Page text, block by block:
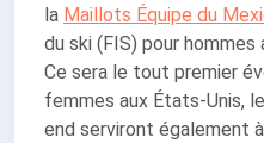
la Maillots Équipe du
du ski (FIS) pour
Ce sera le tout premier
femmes aux États-Unis,
end serviront également